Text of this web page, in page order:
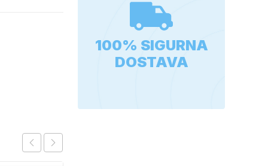
100% SIGURNA
DOSTAVA